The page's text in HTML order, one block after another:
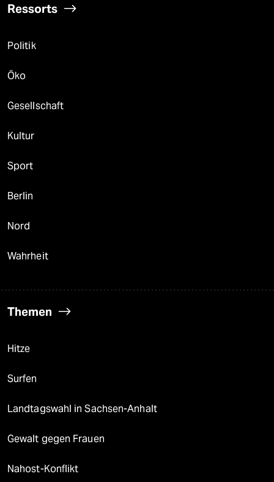
Ressorts
Politik
Öko
Gesellschaft
Kultur
Sport
Berlin
Nord
Wahrheit
Themen
Hitze
Surfen
Landtagswahl in Sachsen-Anhalt
Gewalt gegen Frauen
Nahost-Konflikt